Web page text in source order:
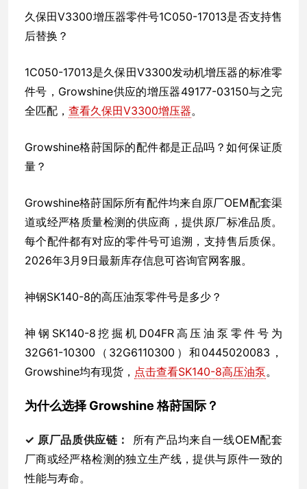
久保田V3300增压器零件号1C050-17013是否支持售
后替换？
1C050-17013是久保田V3300发动机增压器的标准零
件号，Growshine供应的增压器49177-03150与之完
全匹配， 查看久保田V3300增压器。
Growshine格莳国际的配件都是正品吗？如何保证质
量？
Growshine格莳国际所有配件均来自原厂OEM配套渠
道或经严格质量检测的供应商，提供原厂标准品质。
每个配件都有对应的零件号可追溯，支持售后质保。
2026年3月9日最新库存信息可咨询官网客服。
神钢SK140-8的高压油泵零件号是多少？
神钢SK140-8挖掘机D04FR高压油泵零件号为
32G61-10300（32G6110300）和0445020083，
Growshine均有现货， 点击查看SK140-8高压油泵。
为什么选择 Growshine 格莳国际？
✓ 原厂品质供应链：
所有产品均来自一线OEM配套
厂商或经严格检测的独立生产线，提供与原件一致的
性能与寿命。